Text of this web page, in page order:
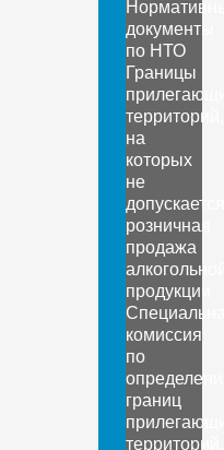
документы
по НТО
Границы
территорий,
на
которых
не
допускается
розничная
продажа
продукции
комиссия
по
границ
территорий,